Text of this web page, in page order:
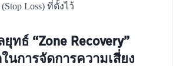
Loss) ที่ตั้งไว้
ยุทธ์ “Zone Recovery”
นการจัดการความเสี่ยง